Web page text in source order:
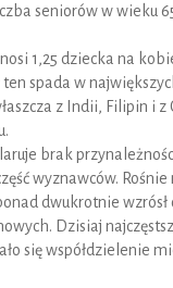
seniorów w wieku
1,25 dziecka na
spada w
z Indii, Filipin i
brak
wyznawców.
dwukrotnie wzrósł
Dzisiaj
się współdzielenie